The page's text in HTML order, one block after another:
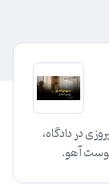
در دادگاه،
آهو.